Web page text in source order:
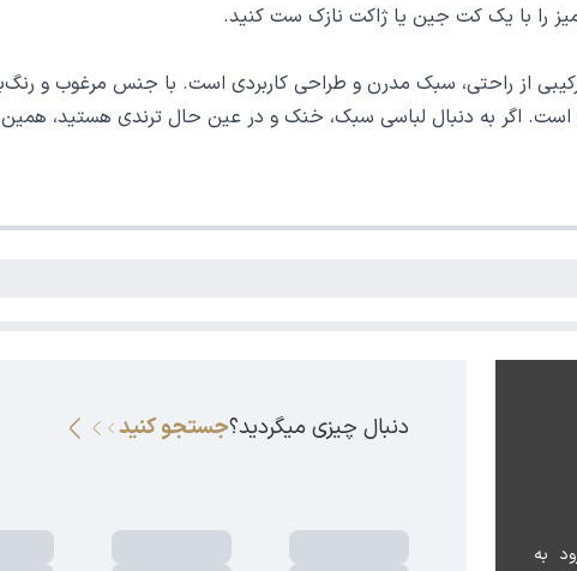
را با یک کت جین یا ژاکت نازک ست کنید.
از راحتی، سبک مدرن و طراحی کاربردی است. با جنس مرغوب و
اگر به دنبال لباسی سبک، خنک و در عین حال ترندی هستید، همین
دنبال چیزی میگردید؟جستجو کنید